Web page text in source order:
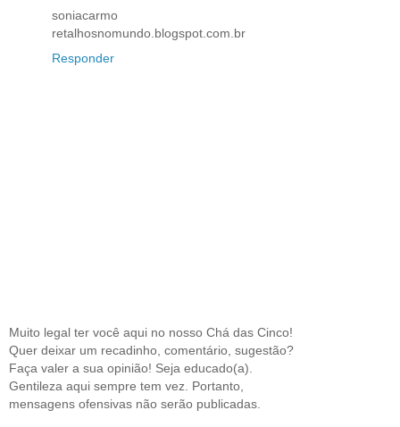
soniacarmo
retalhosnomundo.blogspot.com.br
Responder
Muito legal ter você aqui no nosso Chá das Cinco!
Quer deixar um recadinho, comentário, sugestão?
Faça valer a sua opinião! Seja educado(a).
Gentileza aqui sempre tem vez. Portanto,
mensagens ofensivas não serão publicadas.